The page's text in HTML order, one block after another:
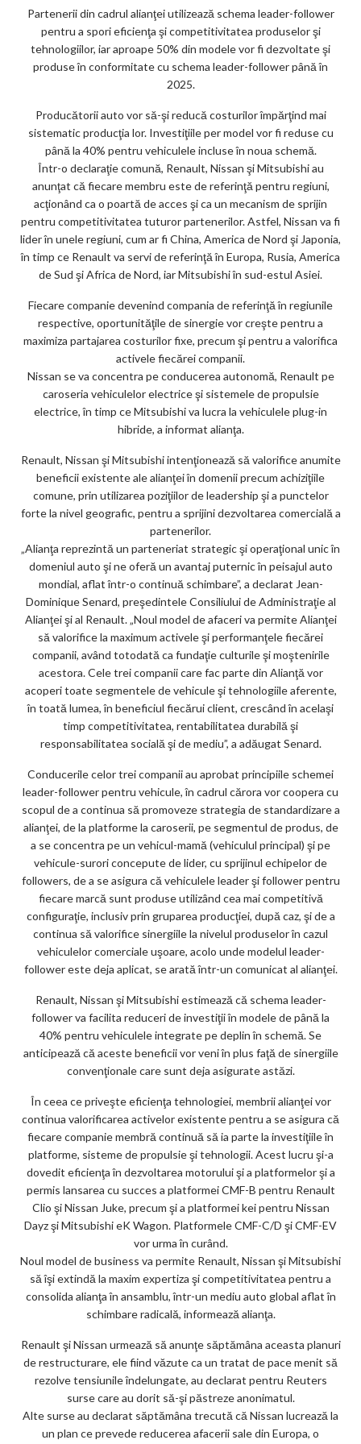
ks
Partenerii din cadrul alianţei utilizează schema leader-follower
pentru a spori eficienţa şi competitivitatea produselor şi
tehnologiilor, iar aproape 50% din modele vor fi dezvoltate şi
produse în conformitate cu schema leader-follower până în
2025.
Producătorii auto vor să-şi reducă costurilor împărţind mai
sistematic producţia lor. Investiţiile per model vor fi reduse cu
până la 40% pentru vehiculele incluse în noua schemă.
Într-o declaraţie comună, Renault, Nissan şi Mitsubishi au
anunţat că fiecare membru este de referinţă pentru regiuni,
acţionând ca o poartă de acces şi ca un mecanism de sprijin
pentru competitivitatea tuturor partenerilor. Astfel, Nissan va fi
lider în unele regiuni, cum ar fi China, America de Nord şi Japonia,
în timp ce Renault va servi de referinţă în Europa, Rusia, America
de Sud şi Africa de Nord, iar Mitsubishi în sud-estul Asiei.
Fiecare companie devenind compania de referinţă în regiunile
respective, oportunităţile de sinergie vor creşte pentru a
maximiza partajarea costurilor fixe, precum şi pentru a valorifica
activele fiecărei companii.
Nissan se va concentra pe conducerea autonomă, Renault pe
caroseria vehiculelor electrice şi sistemele de propulsie
electrice, în timp ce Mitsubishi va lucra la vehiculele plug-in
hibride, a informat alianţa.
Renault, Nissan şi Mitsubishi intenţionează să valorifice anumite
beneficii existente ale alianţei în domenii precum achiziţiile
comune, prin utilizarea poziţiilor de leadership şi a punctelor
forte la nivel geografic, pentru a sprijini dezvoltarea comercială a
partenerilor.
„Alianţa reprezintă un parteneriat strategic şi operaţional unic în
domeniul auto şi ne oferă un avantaj puternic în peisajul auto
mondial, aflat într-o continuă schimbare”, a declarat Jean-
Dominique Senard, preşedintele Consiliului de Administraţie al
Alianţei şi al Renault. „Noul model de afaceri va permite Alianţei
să valorifice la maximum activele şi performanţele fiecărei
companii, având totodată ca fundaţie culturile şi moştenirile
acestora. Cele trei companii care fac parte din Alianţă vor
acoperi toate segmentele de vehicule şi tehnologiile aferente,
în toată lumea, în beneficiul fiecărui client, crescând în acelaşi
timp competitivitatea, rentabilitatea durabilă şi
responsabilitatea socială şi de mediu”, a adăugat Senard.
Conducerile celor trei companii au aprobat principiile schemei
leader-follower pentru vehicule, în cadrul cărora vor coopera cu
scopul de a continua să promoveze strategia de standardizare a
alianţei, de la platforme la caroserii, pe segmentul de produs, de
a se concentra pe un vehicul-mamă (vehiculul principal) şi pe
vehicule-surori concepute de lider, cu sprijinul echipelor de
followers, de a se asigura că vehiculele leader şi follower pentru
fiecare marcă sunt produse utilizând cea mai competitivă
configuraţie, inclusiv prin gruparea producţiei, după caz, şi de a
continua să valorifice sinergiile la nivelul produselor în cazul
vehiculelor comerciale uşoare, acolo unde modelul leader-
follower este deja aplicat, se arată într-un comunicat al alianţei.
Renault, Nissan şi Mitsubishi estimează că schema leader-
follower va facilita reduceri de investiţii în modele de până la
40% pentru vehiculele integrate pe deplin în schemă. Se
anticipează că aceste beneficii vor veni în plus faţă de sinergiile
convenţionale care sunt deja asigurate astăzi.
În ceea ce priveşte eficienţa tehnologiei, membrii alianţei vor
continua valorificarea activelor existente pentru a se asigura că
fiecare companie membră continuă să ia parte la investiţiile în
platforme, sisteme de propulsie şi tehnologii. Acest lucru şi-a
dovedit eficienţa în dezvoltarea motorului şi a platformelor şi a
permis lansarea cu succes a platformei CMF-B pentru Renault
Clio şi Nissan Juke, precum şi a platformei kei pentru Nissan
Dayz şi Mitsubishi eK Wagon. Platformele CMF-C/D şi CMF-EV
vor urma în curând.
Noul model de business va permite Renault, Nissan şi Mitsubishi
să îşi extindă la maxim expertiza şi competitivitatea pentru a
consolida alianţa în ansamblu, într-un mediu auto global aflat în
schimbare radicală, informează alianţa.
Renault şi Nissan urmează să anunţe săptămâna aceasta planuri
de restructurare, ele fiind văzute ca un tratat de pace menit să
rezolve tensiunile îndelungate, au declarat pentru Reuters
surse care au dorit să-şi păstreze anonimatul.
Alte surse au declarat săptămâna trecută că Nissan lucrează la
un plan ce prevede reducerea afacerii sale din Europa, o